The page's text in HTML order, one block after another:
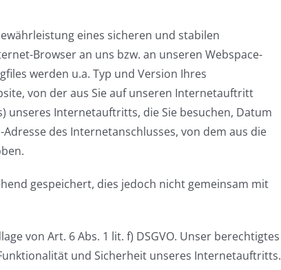
eines sicheren und stabilen
Browser an uns bzw. an unseren Webspace-
werden u.a. Typ und Version Ihres
von der aus Sie auf unseren Internetauftritt
unseres Internetauftritts, die Sie besuchen, Datum
des Internetanschlusses, von dem aus die
gespeichert, dies jedoch nicht gemeinsam mit
von Art. 6 Abs. 1 lit. f) DSGVO. Unser berechtigtes
und Sicherheit unseres Internetauftritts.